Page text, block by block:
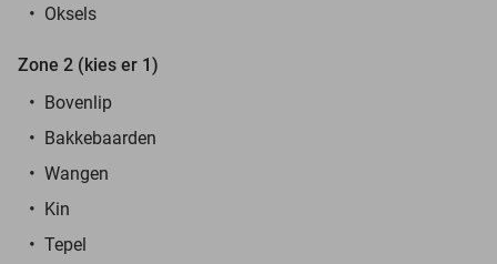
Oksels
Zone 2 (kies er 1)
Bovenlip
Bakkebaarden
Wangen
Kin
Tepel